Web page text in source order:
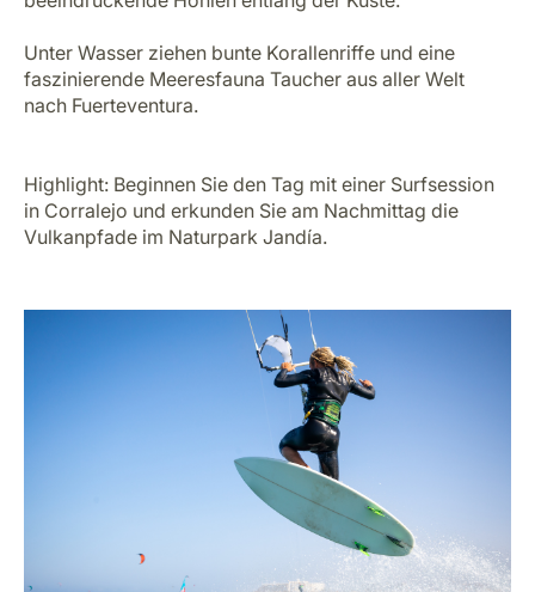
Unter Wasser ziehen bunte Korallenriffe und eine
faszinierende Meeresfauna Taucher aus aller Welt
nach Fuerteventura.
Highlight: Beginnen Sie den Tag mit einer Surfsession
in Corralejo und erkunden Sie am Nachmittag die
Vulkanpfade im Naturpark Jandía.